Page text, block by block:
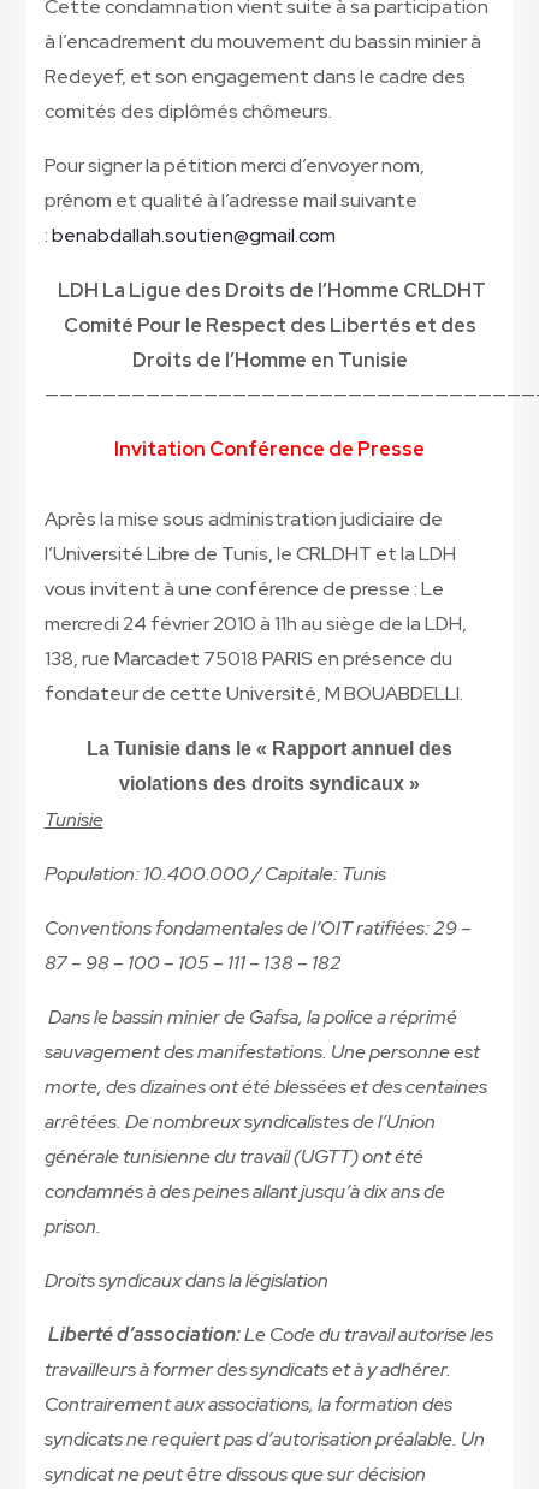
Cette condamnation vient suite à sa participation
à l’encadrement du mouvement du bassin minier à
Redeyef, et son engagement dans le cadre des
comités des diplômés chômeurs.
Pour signer la pétition merci d’envoyer nom,
prénom et qualité à l’adresse mail suivante
:benabdallah.soutien@gmail.com
LDH La Ligue des Droits de l’Homme CRLDHT
Comité Pour le Respect des Libertés et des
Droits de l’Homme en Tunisie
Invitation Conférence de Presse
Après la mise sous administration judiciaire de
l’Université Libre de Tunis, le CRLDHT et la LDH
vous invitent à une conférence de presse : Le
mercredi 24 février 2010 à 11h au siège de la LDH,
138, rue Marcadet 75018 PARIS en présence du
fondateur de cette Université, M BOUABDELLI.
La Tunisie dans le « Rapport annuel des
violations des droits syndicaux »
Tunisie
Population: 10.400.000 / Capitale: Tunis
Conventions fondamentales de l’OIT ratifiées: 29 –
87 – 98 – 100 – 105 – 111 – 138 – 182
Dans le bassin minier de Gafsa, la police a réprimé
sauvagement des manifestations. Une personne est
morte, des dizaines ont été blessées et des centaines
arrêtées. De nombreux syndicalistes de l’Union
générale tunisienne du travail (UGTT) ont été
condamnés à des peines allant jusqu’à dix ans de
prison.
Droits syndicaux dans la législation
Liberté d’association:Le Code du travail autorise les
travailleurs à former des syndicats et à y adhérer.
Contrairement aux associations, la formation des
syndicats ne requiert pas d’autorisation préalable. Un
syndicat ne peut être dissous que sur décision